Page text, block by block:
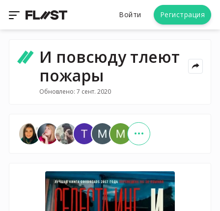
Войти Регистрация
И повсюду тлеют
пожары
Обновлено: 7 сент. 2020